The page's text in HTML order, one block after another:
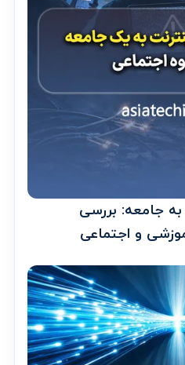
جامعه: بررسی
و اجتماعی